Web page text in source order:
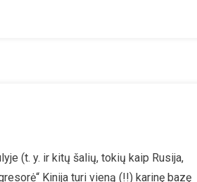
(t. y. ir kitų šalių, tokių kaip Rusija,
Kinija turi vieną (!!) karinę bazę